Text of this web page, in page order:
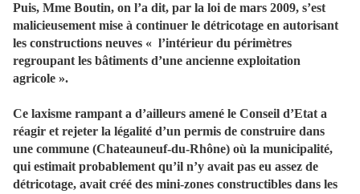
Puis, Mme Boutin, on l’a dit, par la loi de mars 2009, s’est
malicieusement mise à continuer le détricotage en autorisant
les constructions neuves « l’intérieur du périmètres
regroupant les bâtiments d’une ancienne exploitation
agricole ».
Ce laxisme rampant a d’ailleurs amené le Conseil d’Etat a
réagir et rejeter la légalité d’un permis de construire dans
une commune (Chateauneuf-du-Rhône) où la municipalité,
qui estimait probablement qu’il n’y avait pas eu assez de
détricotage, avait créé des mini-zones constructibles dans les